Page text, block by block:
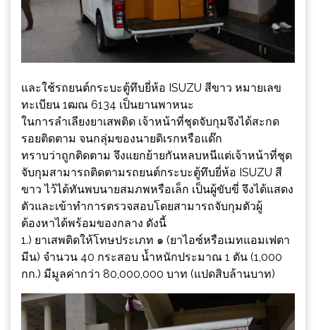
และใช้รถยนต์กระบะตู้ทึบยี่ห้อ ISUZU สีขาว หมายเลข
ทะเบียน 1ฒณ 6134 เป็นยานพาหนะ
ในการลำเลียงยาเสพติด เจ้าหน้าที่ชุดจับกุมจึงได้สะกด
รอยติดตาม จนกลุ่มของนายดิเรกหรือแด๊ก
ทราบว่าถูกติดตาม จึงแยกย้ายกันหลบหนีแต่เจ้าหน้าที่ชุด
จับกุมสามารถติดตามรถยนต์กระบะตู้ทึบยี่ห้อ ISUZU สี
ขาว ไว้ได้ทันพบนายสมภพหรือเล็ก เป็นผู้ขับขี่ จึงได้แสดง
ตัวและเข้าทำการตรวจสอบโดยสามารถจับกุมตัวผู้
ต้องหาได้พร้อมของกลาง ดังนี้
1.) ยาเสพติดให้โทษประเภท ๑ (ยาไอซ์หรือเมทแอมเฟตา
มีน) จำนวน 40 กระสอบ น้ำหนักประมาณ 1 ตัน (1,000
กก.) มีมูลค่ากว่า 80,000,000 บาท (แปดสิบล้านบาท)